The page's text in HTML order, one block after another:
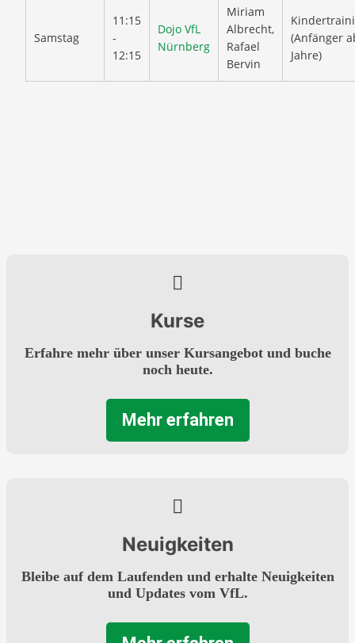
Samstag
11:15
-
12:15
Dojo VfL
Nürnberg
Miriam
Albrecht,
Rafael
Bervin
(Anfänger
Jahre)
Kurse
Erfahre mehr über unser Kursangebot und buche
noch heute.
Mehr erfahren
Neuigkeiten
Bleibe auf dem Laufenden und erhalte Neuigkeiten
und Updates vom VfL.